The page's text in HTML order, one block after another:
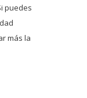
puedes
más la